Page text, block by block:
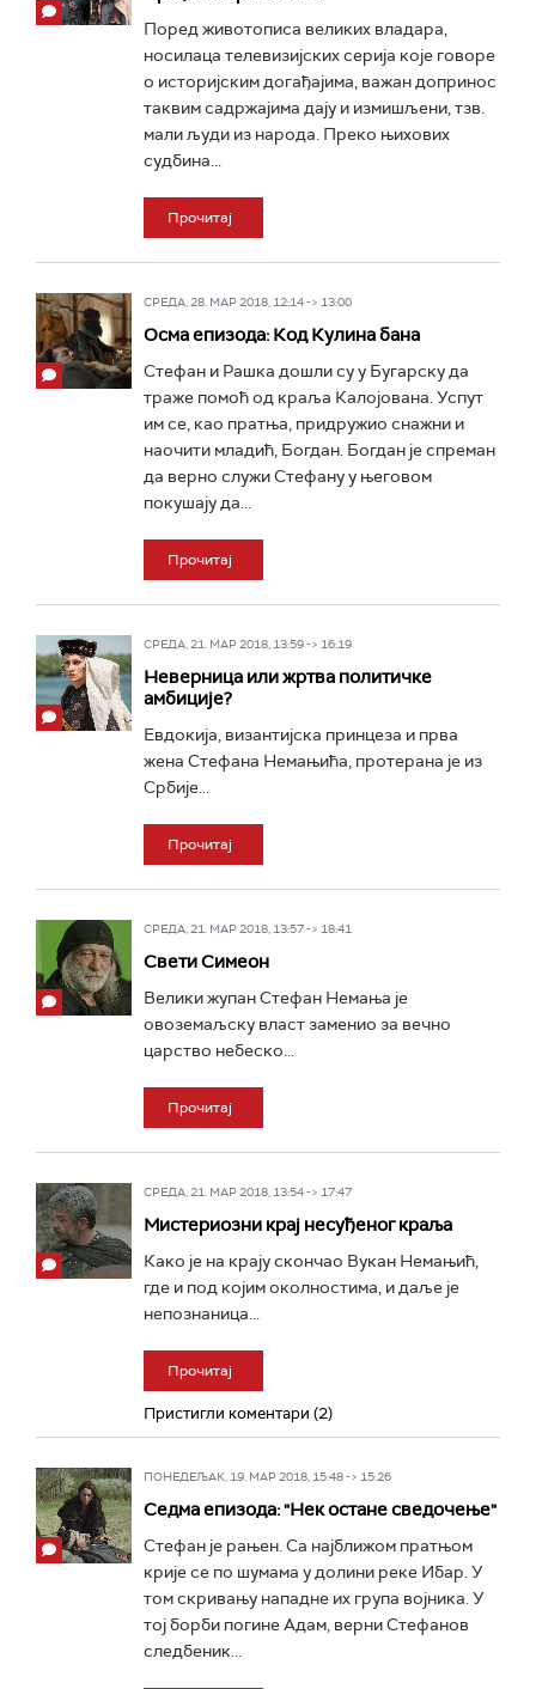
Поред животописа великих владара,
носилаца телевизијских серија које говоре
о историјским догађајима, важан допринос
таквим садржајима дају и измишљени, тзв.
мали људи из народа. Преко њихових
судбина...
Прочитај
СРЕДА, 28. МАР 2018, 12:14 -> 13:00
Осма епизода: Код Кулина бана
Стефан и Рашка дошли су у Бугарску да
траже помоћ од краља Калојована. Успут
им се, као пратња, придружио снажни и
наочити младић, Богдан. Богдан је спреман
да верно служи Стефану у његовом
покушају да...
Прочитај
СРЕДА, 21. МАР 2018, 13:59 -> 16:19
Неверница или жртва политичке
амбиције?
Евдокија, византијска принцеза и прва
жена Стефана Немањића, протерана је из
Србије...
Прочитај
СРЕДА, 21. МАР 2018, 13:57 -> 18:41
Свети Симеон
Велики жупан Стефан Немања је
овоземаљску власт заменио за вечно
царство небеско...
Прочитај
СРЕДА, 21. МАР 2018, 13:54 -> 17:47
Мистериозни крај несуђеног краља
Како је на крају скончао Вукан Немањић,
где и под којим околностима, и даље је
непознаница...
Прочитај
Пристигли коментари (2)
ПОНЕДЕЉАК, 19. МАР 2018, 15:48 -> 15:26
Седма епизода: "Нек остане сведочење"
Стефан је рањен. Са најближом пратњом
крије се по шумама у долини реке Ибар. У
том скривању нападне их група војника. У
тој борби погине Адам, верни Стефанов
следбеник...